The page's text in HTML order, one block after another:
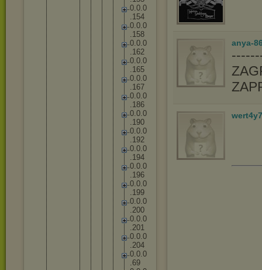
0.0.0
.154
0.0.0
.158
0.0.0
.162
0.0.0
.165
0.0.0
.167
0.0.0
.186
0.0.0
.190
0.0.0
.192
0.0.0
.194
0.0.0
.196
0.0.0
.199
0.0.0
.200
0.0.0
.201
0.0.0
.204
0.0.0
.69
anya-